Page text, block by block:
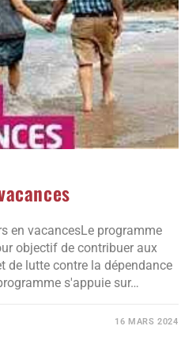
en vacancesLe programme
objectif de contribuer aux
de lutte contre la dépendance
s'appuie sur…
16 MARS 2024